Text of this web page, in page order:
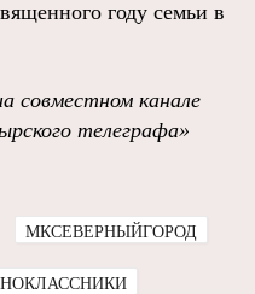
году семьи в
совместном канале
телеграфа»
МКСЕВЕРНЫЙГОРОД